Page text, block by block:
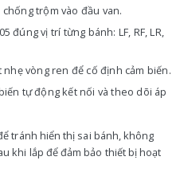
trộm vào đầu van.
đúng vị trí từng bánh: LF, RF, LR,
vòng ren để cố định cảm biến.
tự động kết nối và theo dõi áp
tránh hiển thị sai bánh, không
khi lắp để đảm bảo thiết bị hoạt